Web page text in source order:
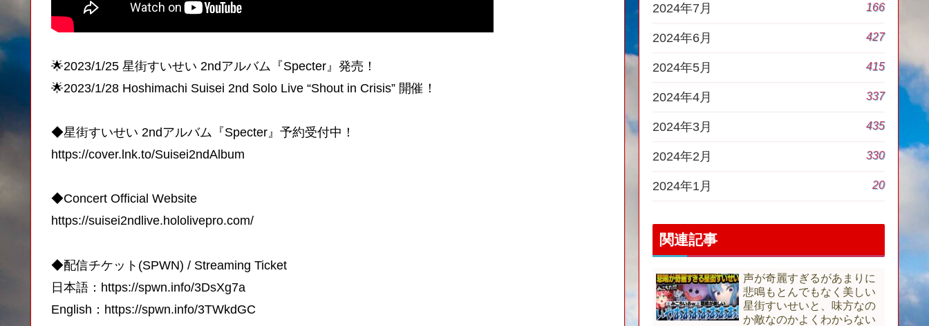
🌟2023/1/25 星街すいせい 2ndアルバム『Specter』発売！
🌟2023/1/28 Hoshimachi Suisei 2nd Solo Live “Shout in Crisis” 開催！
◆星街すいせい 2ndアルバム『Specter』予約受付中！
https://cover.lnk.to/Suisei2ndAlbum
◆Concert Official Website
https://suisei2ndlive.hololivepro.com/
◆配信チケット(SPWN) / Streaming Ticket
日本語：https://spwn.info/3DsXg7a
English：https://spwn.info/3TWkdGC
2024年7月 166
2024年6月 427
2024年5月 415
2024年4月 337
2024年3月 435
2024年2月 330
2024年1月 20
関連記事
声が奇麗すぎるがあまりに
悲鳴もとんでもなく美しい
星街すいせいと、味方なの
か敵なのかよくわからない